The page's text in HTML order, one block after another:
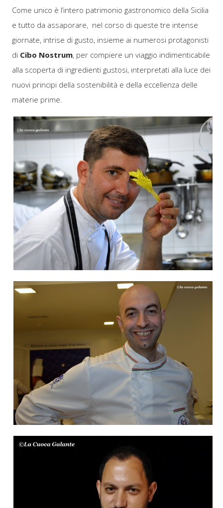
Come unico è l’intero patrimonio gastronomico della Sicilia
e tutto da assaporare, nel corso di queste tre intense
giornate, intrise di gusto, insieme ai numerosi protagonisti
di Cibo Nostrum, per compiere un viaggio indimenticabile
alla scoperta di ingredienti gustosi, interpretati alla luce dei
nuovi principi della sostenibilità e della eccellenza delle
materie prime.